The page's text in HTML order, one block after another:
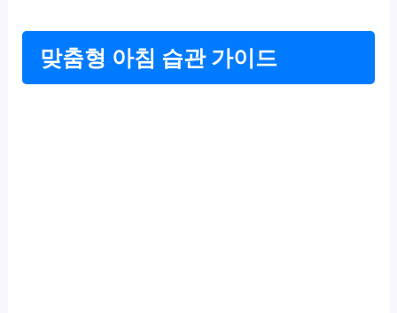
맞춤형 아침 습관 가이드